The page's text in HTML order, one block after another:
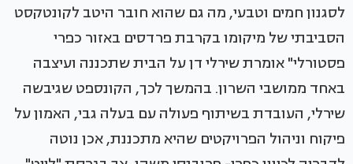
לסגנון חמים וטבעי, מה גם שהוא חובר היטב לקונטקסט
הסביבתי של מיקומו בקרבת פרדסים באזור כפרי
פסטורלי" אומרת שירלי דן על הבית שתכננה ועיצבה
באחד ממושבי השרון. בהמשך לכך, הקונספט שגיבשה
שירלי, העובדת בשיתוף פעולה עם בעלה גבי, האמון על
פיקוח וניהול הפרויקטים שהיא מתכננת, אכן נוטה